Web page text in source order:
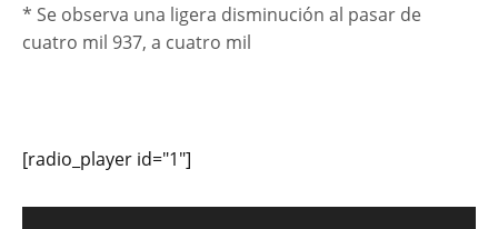
* Se observa una ligera disminución al pasar de
cuatro mil 937, a cuatro mil
[radio_player id="1"]